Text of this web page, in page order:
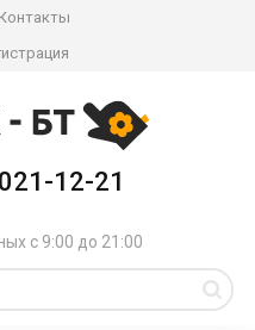
Контакты
12-21
с 9:00 до 21:00